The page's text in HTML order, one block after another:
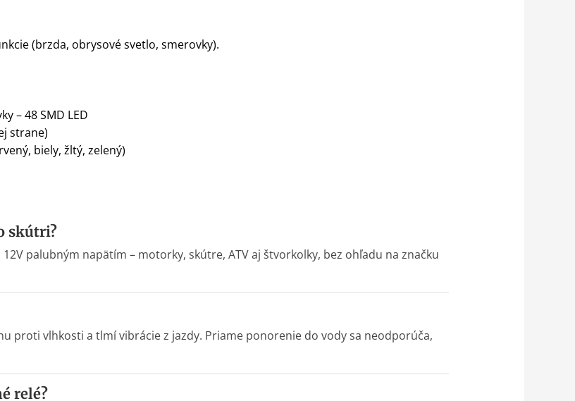
(brzda, obrysové svetlo, smerovky).
– 48 SMD LED
strane)
biely, žltý, zelený)
skútri?
palubným napätím – motorky, skútre, ATV aj štvorkolky, bez ohľadu na značku
proti vlhkosti a tlmí vibrácie z jazdy. Priame ponorenie do vody sa neodporúča,
relé?